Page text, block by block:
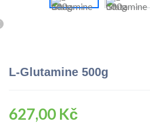
L-Glutamine 500g
627,00 Kč